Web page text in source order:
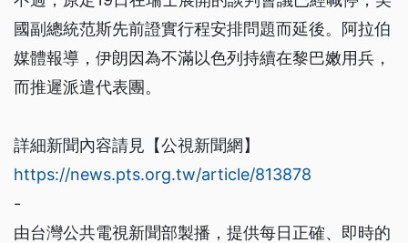
國副總統范斯先前證實行程安排問題而延後。阿拉伯
媒體報導，伊朗因為不滿以色列持續在黎巴嫩用兵，
而推遲派遣代表團。
詳細新聞內容請見【公視新聞網】
https://news.pts.org.tw/article/813878
-
由台灣公共電視新聞部製播，提供每日正確、即時的